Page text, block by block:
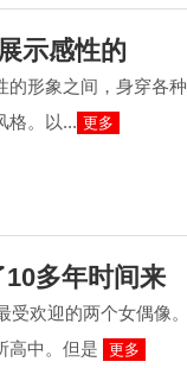
示感性的
的形象之间，身穿各种
格。以... 更多
多年时间来
欢迎的两个女偶像。
高中。但是
更多